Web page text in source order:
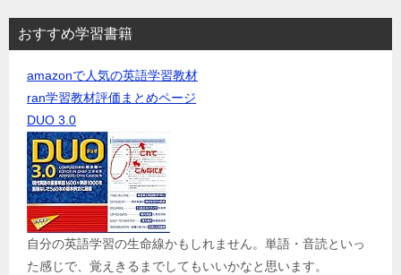
おすすめ学習書籍
amazonで人気の英語学習教材
ran学習教材評価まとめページ
DUO 3.0
自分の英語学習の生命線かもしれません。単語・音読といっ
た感じで、覚えきるまでしてもいいかなと思います。